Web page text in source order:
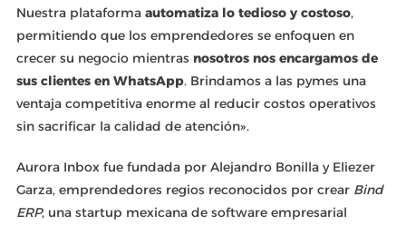
Nuestra plataforma automatiza lo tedioso y costoso,
permitiendo que los emprendedores se enfoquen en
crecer su negocio mientras nosotros nos encargamos de
sus clientes en WhatsApp. Brindamos a las pymes una
ventaja competitiva enorme al reducir costos operativos
sin sacrificar la calidad de atención».
Aurora Inbox fue fundada por Alejandro Bonilla y Eliezer
Garza, emprendedores regios reconocidos por crear Bind
ERP, una startup mexicana de software empresarial